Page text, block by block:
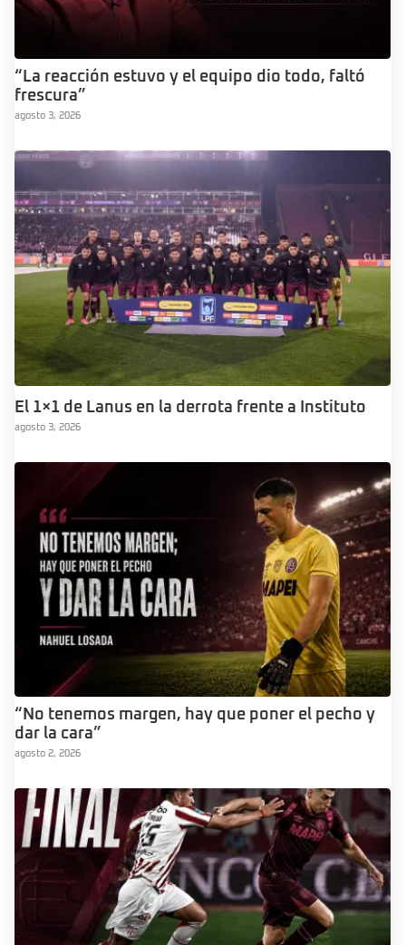
“La reacción estuvo y el equipo dio todo, faltó
frescura”
agosto 3, 2026
El 1×1 de Lanus en la derrota frente a Instituto
agosto 3, 2026
“No tenemos margen, hay que poner el pecho y
dar la cara”
agosto 2, 2026